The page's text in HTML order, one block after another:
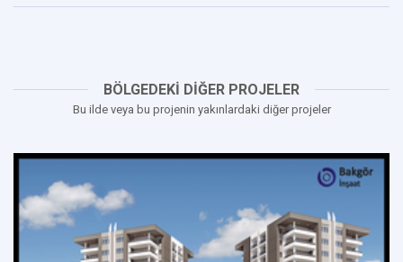
BÖLGEDEKİ DİĞER PROJELER
Bu ilde veya bu projenin yakınlardaki diğer projeler